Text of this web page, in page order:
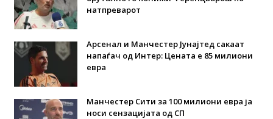
натпреварот
Арсенал и Манчестер Јунајтед сакаат
напаѓач од Интер: Цената е 85 милиони
евра
Манчестер Сити за 100 милиони евра ја
носи сензацијата од СП